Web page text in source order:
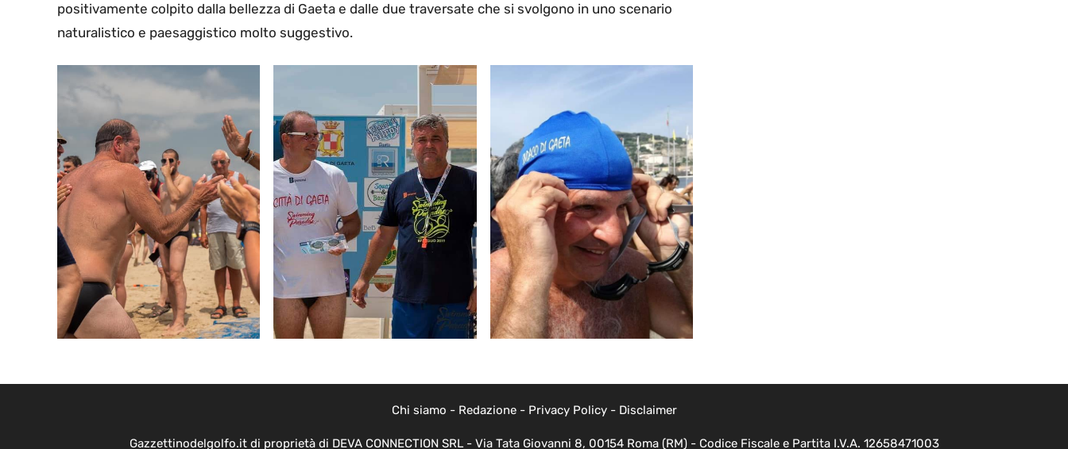
positivamente colpito dalla bellezza di Gaeta e dalle due traversate che si svolgono in uno scenario
naturalistico e paesaggistico molto suggestivo.
Chi siamo - Redazione- Privacy Policy- Disclaimer
Gazzettinodelgolfo.it di proprietà di DEVA CONNECTION SRL - Via Tata Giovanni 8, 00154 Roma (RM) - Codice Fiscale e Partita I.V.A. 12658471003